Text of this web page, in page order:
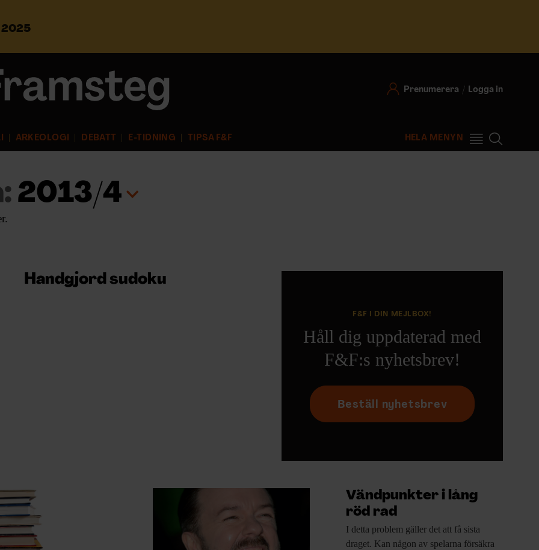
Prenumerera Logga in
ARKEOLOGI DEBATT E-TIDNING TIPSA F&F HELA MENYN
r
2013/4
Handgjord sudoku
F&F I DIN MEJLBOX!
Håll dig uppdaterad med
F&F:s nyhetsbrev!
Beställ nyhetsbrev
Vändpunkter i lång
röd rad
I detta problem gäller det att få sista
draget. Kan någon av spelarna försäkra